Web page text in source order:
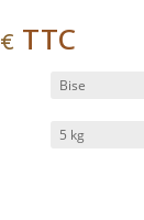
€Plage
prix :
3.30€
TTC